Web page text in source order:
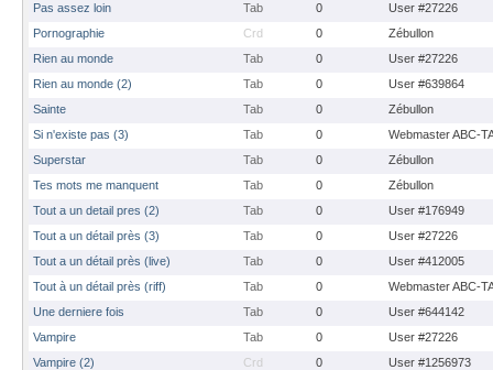
Pas assez loin
Tab 0
User #27226
Pornographie
Crd 0
Zébullon
Rien au monde
Tab 0
User #27226
Rien au monde (2)
Tab 0
User #639864
Sainte
Tab 0
Zébullon
Si n'existe pas (3)
Tab 0
Webmaster ABC-
Superstar
Tab 0
Zébullon
Tes mots me manquent
Tab 0
Zébullon
Tout a un detail pres (2)
Tab 0
User #176949
Tout a un détail près (3)
Tab 0
User #27226
Tout a un détail près (live)
Tab 0
User #412005
Tout à un détail près (riff)
Tab 0
Webmaster ABC-
Une derniere fois
Tab 0
User #644142
Vampire
Tab 0
User #27226
Vampire (2)
Crd 0
User #1256973